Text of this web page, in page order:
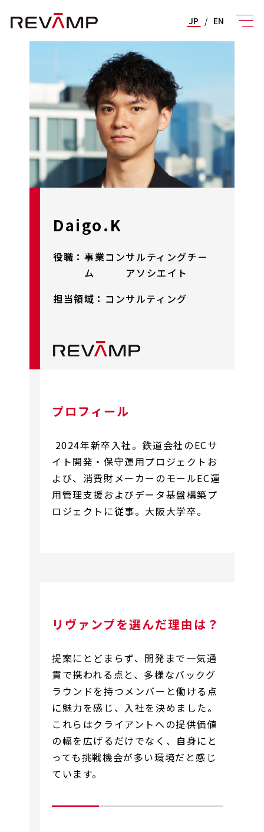
JP / EN
Daigo.K
役職： 事業コンサルティングチー
ム アソシエイト
担当領域： コンサルティング
プロフィール
2024年新卒入社。鉄道会社のECサ
イト開発・保守運用プロジェクトお
よび、消費財メーカーのモールEC運
用管理支援およびデータ基盤構築プ
ロジェクトに従事。大阪大学卒。
リヴァンプを選んだ理由は？
提案にとどまらず、開発まで一気通
貫で携われる点と、多様なバックグ
ラウンドを持つメンバーと働ける点
に魅力を感じ、入社を決めました。
これらはクライアントへの提供価値
の幅を広げるだけでなく、自身にと
っても挑戦機会が多い環境だと感じ
ています。